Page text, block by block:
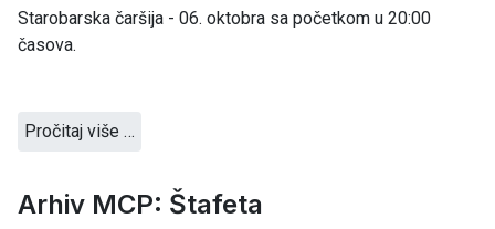
Starobarska čaršija - 06. oktobra sa početkom u 20:00
časova.
Pročitaj više …
Arhiv MCP: Štafeta